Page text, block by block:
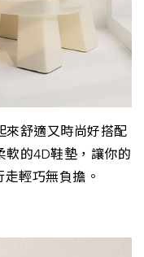
來舒適又時尚好搭配
軟的4D鞋墊，讓你的
輕巧無負擔。